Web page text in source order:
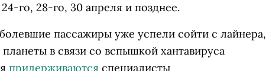
го, 28-го, 30 апреля и позднее.
пассажиры уже успели сойти с лайнера,
в связи со вспышкой хантавируса
придерживаются специалисты